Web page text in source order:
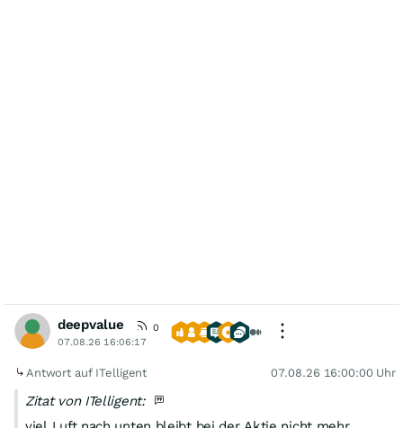
deepvalue
0
07.08.26 16:06:17
Antwort auf ITelligent 07.08.26 16:00:00 Uhr
Zitat von ITelligent: